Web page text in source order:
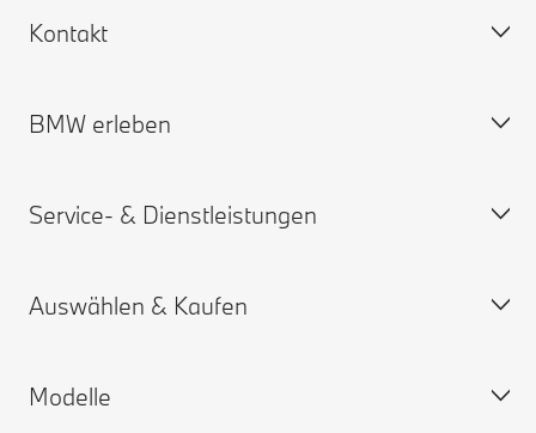
Kontakt
Hilfe & Kontakt
BMW Partner finden
Angebot anfordern
BMW erleben
BMW Karriere
BMW Group
Service- & Dienstleistungen
Termin vereinbaren
ConnectedDrive Services
Auswählen & Kaufen
Konfigurator
Modelle